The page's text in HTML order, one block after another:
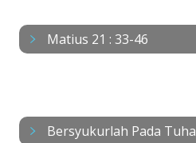
Matius 21 : 33-46
Bersyukurlah Pada